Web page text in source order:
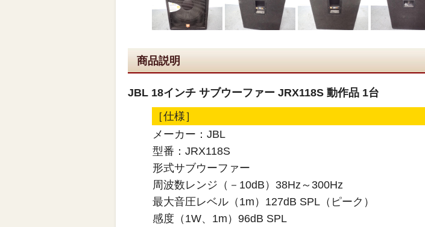
商品説明
JBL 18インチ サブウーファー JRX118S 動作品 1台
［仕様］
メーカー：JBL
型番：JRX118S
形式サブウーファー
周波数レンジ（－10dB）38Hz～300Hz
最大音圧レベル（1m）127dB SPL（ピーク）
感度（1W、1m）96dB SPL